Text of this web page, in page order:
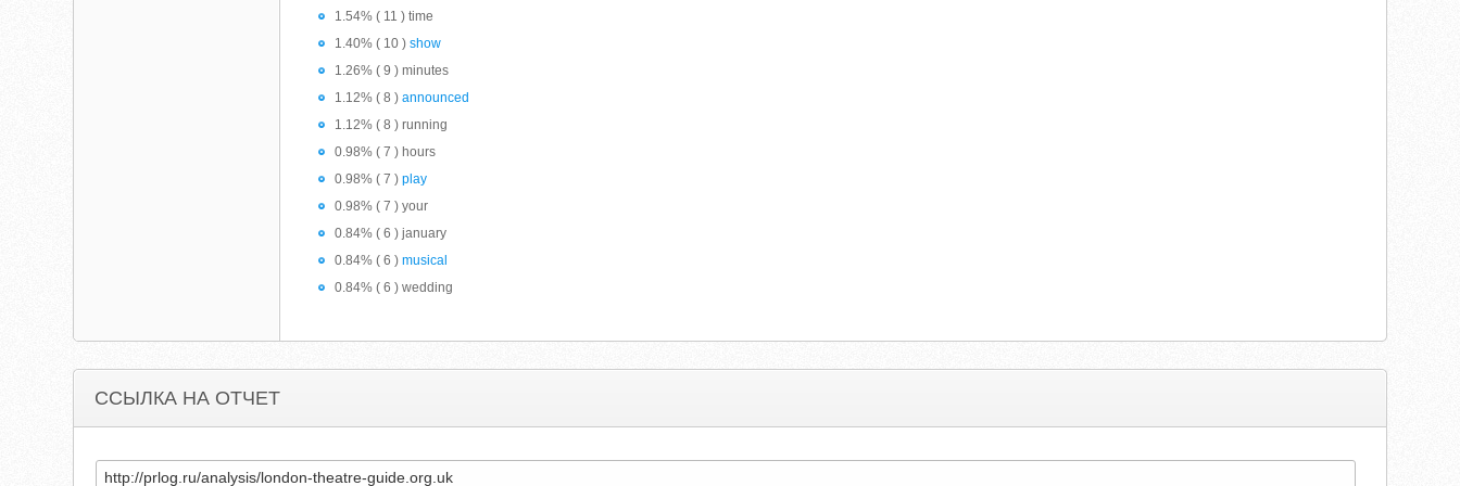
1.54% ( 11 ) time
1.40% ( 10 )show
1.26% ( 9 ) minutes
1.12% ( 8 )announced
1.12% ( 8 ) running
0.98% ( 7 ) hours
0.98% ( 7 )play
0.98% ( 7 ) your
0.84% ( 6 ) january
0.84% ( 6 )musical
0.84% ( 6 ) wedding
ССЫЛКА НА ОТЧЕТ